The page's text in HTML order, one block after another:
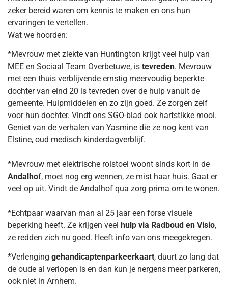
zeker bereid waren om kennis te maken en ons hun
ervaringen te vertellen.
Wat we hoorden:
*Mevrouw met ziekte van Huntington krijgt veel hulp van
MEE en Sociaal Team Overbetuwe, is tevreden. Mevrouw
met een thuis verblijvende ernstig meervoudig beperkte
dochter van eind 20 is tevreden over de hulp vanuit de
gemeente. Hulpmiddelen en zo zijn goed. Ze zorgen zelf
voor hun dochter. Vindt ons SGO-blad ook hartstikke mooi.
Geniet van de verhalen van Yasmine die ze nog kent van
Elstine, oud medisch kinderdagverblijf.
*Mevrouw met elektrische rolstoel woont sinds kort in de
Andalhof, moet nog erg wennen, ze mist haar huis. Gaat er
veel op uit. Vindt de Andalhof qua zorg prima om te wonen.
*Echtpaar waarvan man al 25 jaar een forse visuele
beperking heeft. Ze krijgen veel hulp via Radboud en Visio,
ze redden zich nu goed. Heeft info van ons meegekregen.
*Verlenging gehandicaptenparkeerkaart, duurt zo lang dat
de oude al verlopen is en dan kun je nergens meer parkeren,
ook niet in Arnhem.